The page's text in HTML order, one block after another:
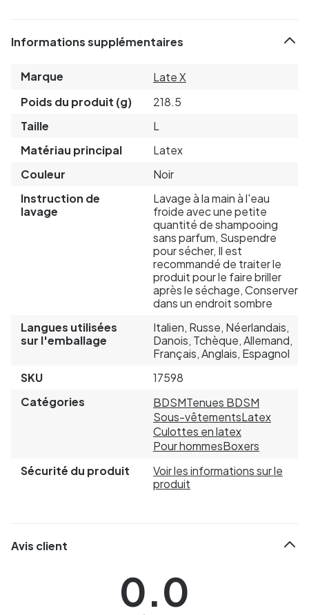
Informations supplémentaires
Marque
Late X
Poids du produit (g)
218.5
Taille
L
Matériau principal
Latex
Couleur
Noir
Instruction de
lavage
Lavage à la main à l'eau
froide avec une petite
quantité de shampooing
sans parfum, Suspendre
pour sécher, Il est
recommandé de traiter le
produit pour le faire briller
après le séchage, Conserver
dans un endroit sombre
Langues utilisées
sur l'emballage
Italien, Russe, Néerlandais,
Danois, Tchèque, Allemand,
Français, Anglais, Espagnol
SKU
17598
Catégories
BDSMTenues BDSM
Sous-vêtementsLatex
Culottes en latex
Pour hommesBoxers
Sécurité du produit
Voir les informations sur le
produit
Avis client
0.0